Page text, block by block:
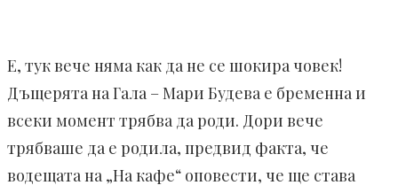
Е, тук вече няма как да не се шокира човек!
Дъщерята на Гала – Мари Будева е бременна и
всеки момент трябва да роди. Дори вече
трябваше да е родила, предвид факта, че
водещата на „На кафе“ оповести, че ще става